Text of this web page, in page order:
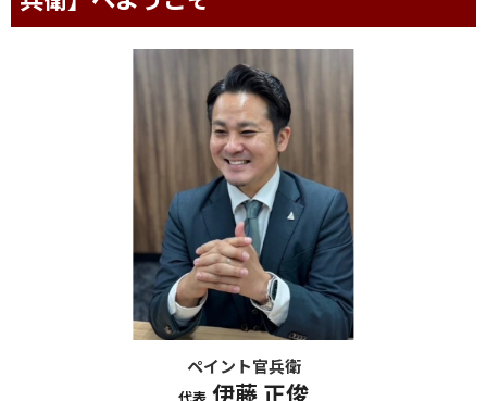
外壁塗装＆屋根塗装専門店【ペイント官
兵衛】へようこそ